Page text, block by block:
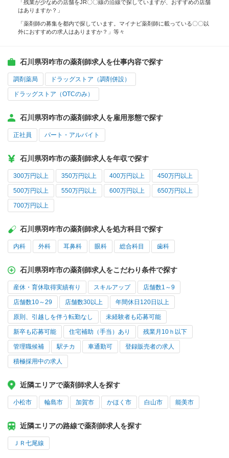
「残業が少なめの店舗をJR〇〇線の沿線で探していますが、おすすめの店舗
はありますか？」
「薬剤師の募集を都内で探しています。マイナビ薬剤師に載っている〇〇以
外におすすめの求人はありますか？」等々
石川県羽咋市の薬剤師求人を仕事内容で探す
調剤薬局 ドラッグストア（調剤併設）
ドラッグストア（OTCのみ）
石川県羽咋市の薬剤師求人を雇用形態で探す
正社員 パート・アルバイト
石川県羽咋市の薬剤師求人を年収で探す
300万円以上 350万円以上 400万円以上 450万円以上
500万円以上 550万円以上 600万円以上 650万円以上
700万円以上
石川県羽咋市の薬剤師求人を処方科目で探す
内科 外科 耳鼻科 眼科 総合科目 歯科
石川県羽咋市の薬剤師求人をこだわり条件で探す
産休・育休取得実績有り スキルアップ 店舗数1～9
店舗数10～29 店舗数30以上 年間休日120日以上
原則、引越しを伴う転勤なし 未経験者も応募可能
新卒も応募可能 住宅補助（手当）あり 残業月10ｈ以下
管理職候補 駅チカ 車通勤可 登録販売者の求人
積極採用中の求人
近隣エリアで薬剤師求人を探す
小松市 輪島市 加賀市 かほく市 白山市 能美市
近隣エリアの路線で薬剤師求人を探す
ＪＲ七尾線